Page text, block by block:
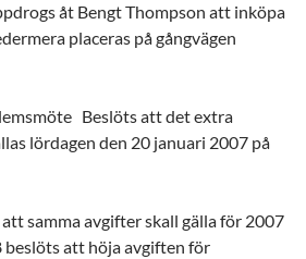
åt Bengt Thompson att inköpa
placeras på gångvägen
Beslöts att det extra
lördagen den 20 januari 2007 på
samma avgifter skall gälla för 2007
beslöts att höja avgiften för